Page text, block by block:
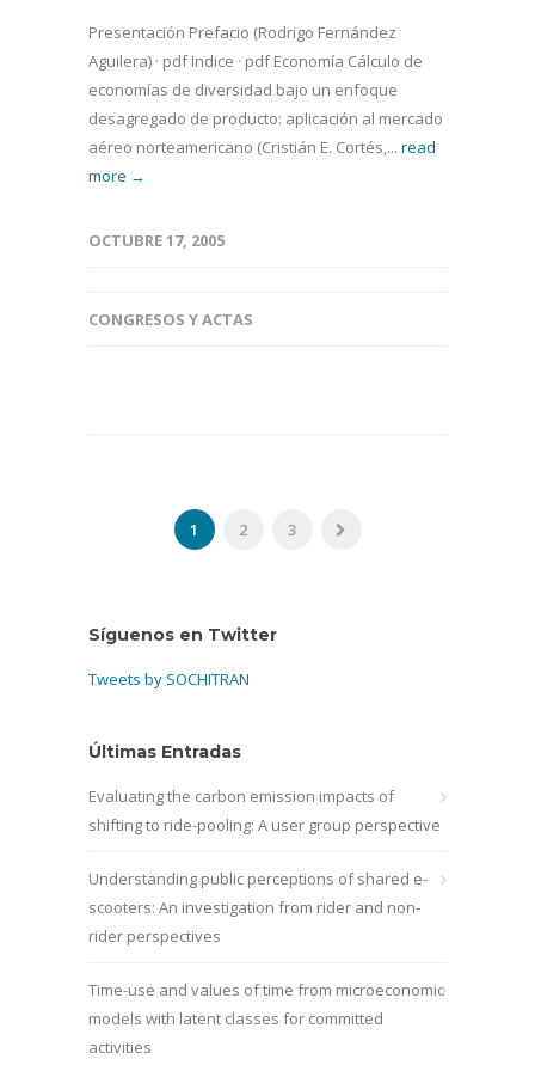
Presentación Prefacio (Rodrigo Fernández
Aguilera) · pdf Indice · pdf Economía Cálculo de
economías de diversidad bajo un enfoque
desagregado de producto: aplicación al mercado
aéreo norteamericano (Cristián E. Cortés,... read
more →
OCTUBRE 17, 2005
CONGRESOS Y ACTAS
1 2 3
Síguenos en Twitter
Tweets by SOCHITRAN
Últimas Entradas
Evaluating the carbon emission impacts of
shifting to ride-pooling: A user group perspective
Understanding public perceptions of shared e-
scooters: An investigation from rider and non-
rider perspectives
Time-use and values of time from microeconomic
models with latent classes for committed
activities